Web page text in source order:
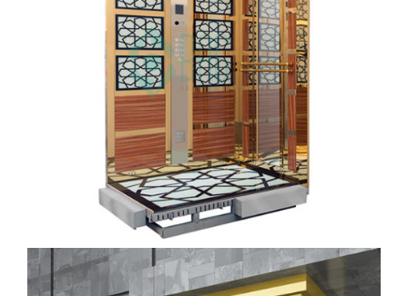
kabin (13)